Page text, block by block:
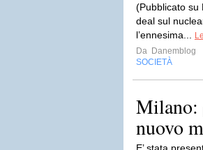
(Pubblicato su
deal sul
l’ennesima...
Da Danemblog
SOCIETÀ
Milano:
nuovo